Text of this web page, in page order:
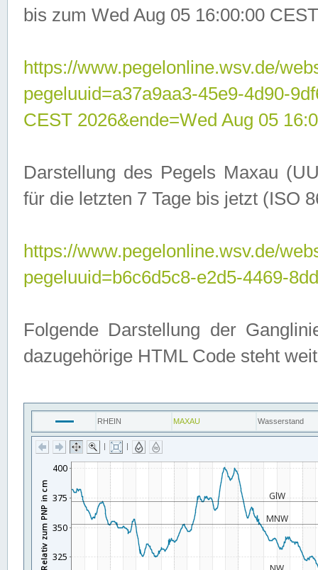
bis zum Wed Aug 05 16:00:00
https://www.pegelonline.wsv.de/
pegeluuid=a37a9aa3-45e9-
CEST 2026&ende=Wed Aug 05
Darstellung des Pegels Maxau
für die letzten 7 Tage bis jetzt (ISO
https://www.pegelonline.wsv.de/
pegeluuid=b6c6d5c8-e2d5-4469-
Folgende Darstellung der
dazugehörige HTML Code steht